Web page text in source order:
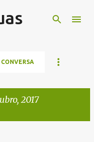
o conteúdo principal
2017